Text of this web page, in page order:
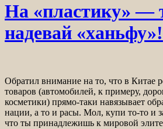
На «пластику» —
надевай «ханьфу»!
Обратил внимание на то, что в Китае
товаров (автомобилей, к примеру,
косметики) прямо-таки навязывает
нации, а то и расы. Мол, купи то-то и
что ты принадлежишь к мировой